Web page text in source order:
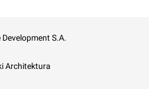
S.A.
Architektura